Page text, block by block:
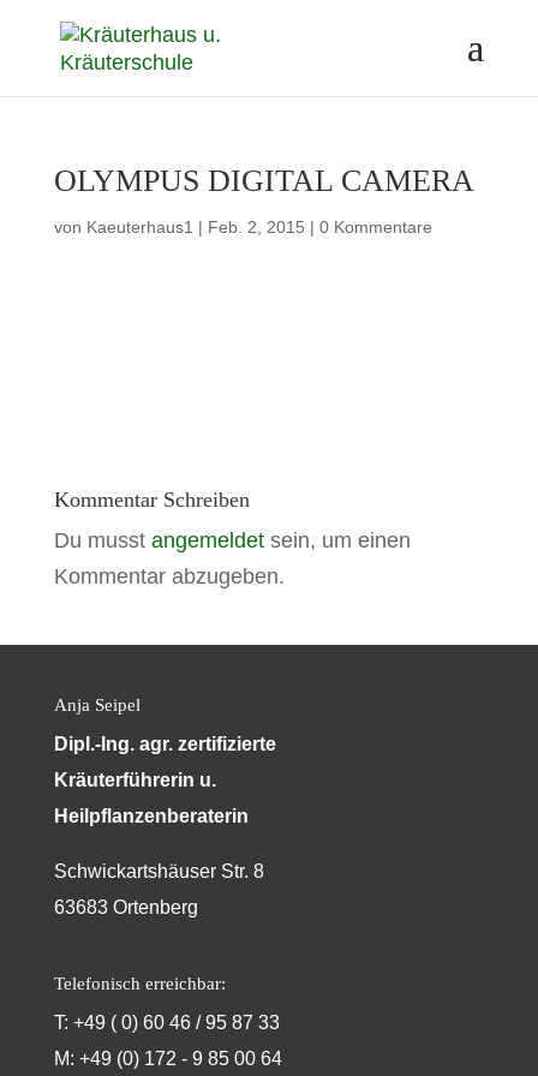
OLYMPUS DIGITAL CAMERA
von Kaeuterhaus1 | Feb. 2, 2015 | 0 Kommentare
Kommentar Schreiben
Du musst angemeldetsein, um einen
Kommentar abzugeben.
Anja Seipel
Dipl.-Ing. agr. zertifizierte
Kräuterführerin u.
Heilpflanzenberaterin
Schwickartshäuser Str. 8
63683 Ortenberg
Telefonisch erreichbar:
T: +49 ( 0) 60 46 / 95 87 33
M: +49 (0) 172 - 9 85 00 64